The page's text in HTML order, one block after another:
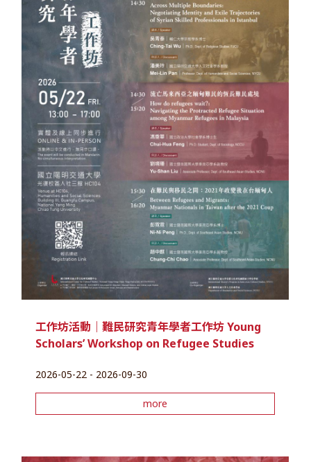
工作坊活動｜難民研究青年學者工作坊 Young
Scholars’ Workshop on Refugee Studies
2026-05-22 - 2026-09-30
more